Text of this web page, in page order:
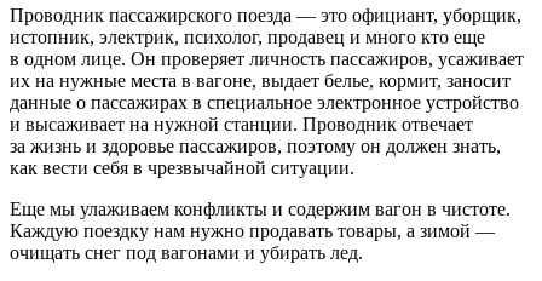
Проводник пассажирского поезда — это официант, уборщик,
истопник, электрик, психолог, продавец и много кто еще
в одном лице. Он проверяет личность пассажиров, усаживает
их на нужные места в вагоне, выдает белье, кормит, заносит
данные о пассажирах в специальное электронное устройство
и высаживает на нужной станции. Проводник отвечает
за жизнь и здоровье пассажиров, поэтому он должен знать,
как вести себя в чрезвычайной ситуации.
Еще мы улаживаем конфликты и содержим вагон в чистоте.
Каждую поездку нам нужно продавать товары, а зимой —
очищать снег под вагонами и убирать лед.